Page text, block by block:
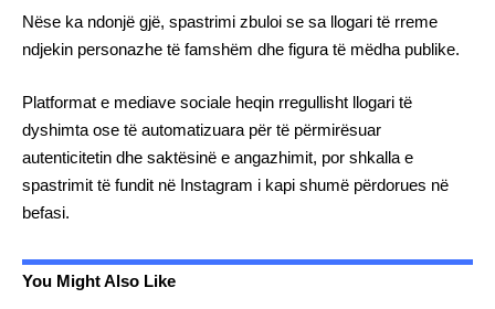
Nëse ka ndonjë gjë, spastrimi zbuloi se sa llogari të rreme
ndjekin personazhe të famshëm dhe figura të mëdha publike.
Platformat e mediave sociale heqin rregullisht llogari të
dyshimta ose të automatizuara për të përmirësuar
autenticitetin dhe saktësinë e angazhimit, por shkalla e
spastrimit të fundit në Instagram i kapi shumë përdorues në
befasi.
You Might Also Like